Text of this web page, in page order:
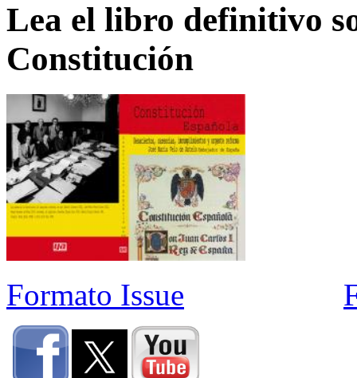
Lea el libro definitivo
Constitución
Formato Issue